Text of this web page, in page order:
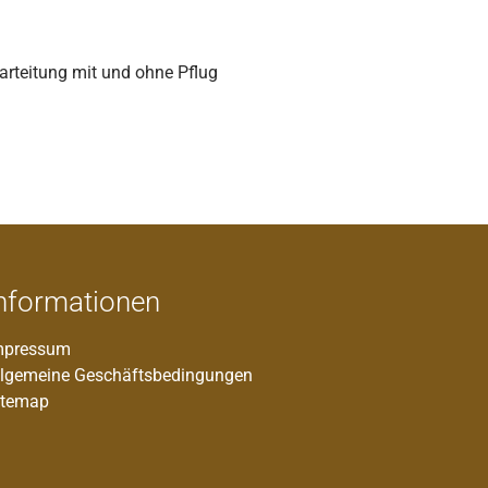
mit und ohne Pflug
Geschäftsbedingungen